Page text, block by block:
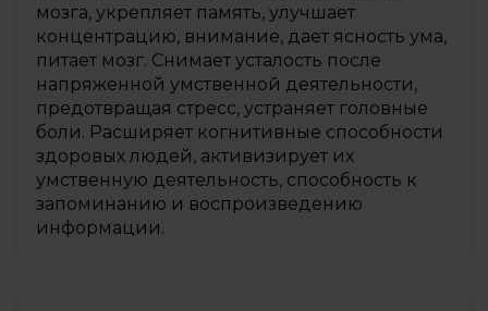
мозга, укрепляет память, улучшает
концентрацию, внимание, дает ясность ума,
питает мозг. Снимает усталость после
напряженной умственной деятельности,
предотвращая стресс, устраняет головные
боли. Расширяет когнитивные способности
здоровых людей, активизирует их
умственную деятельность, способность к
запоминанию и воспроизведению
информации.